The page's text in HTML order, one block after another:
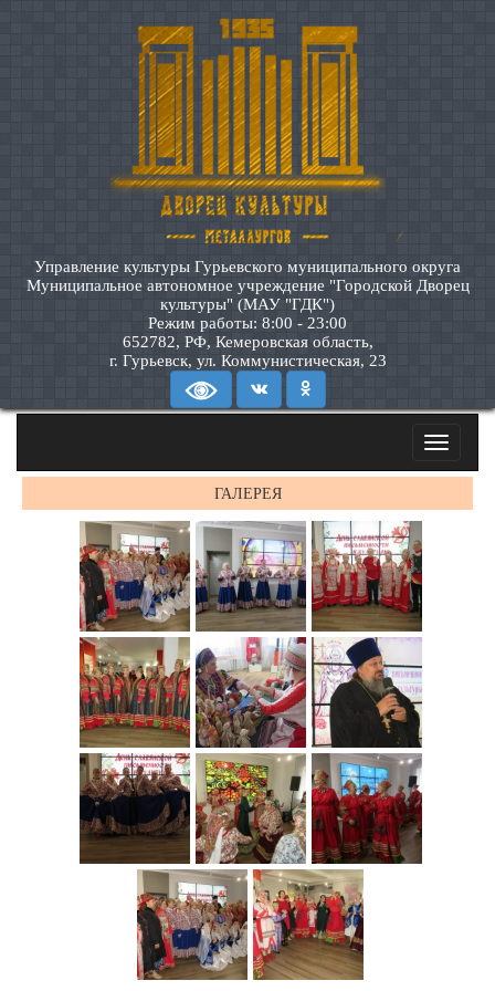
Управление культуры Гурьевского муниципального округа
Муниципальное автономное учреждение "Городской Дворец
культуры" (МАУ "ГДК")
Режим работы: 8:00 - 23:00
652782, РФ, Кемеровская область,
г. Гурьевск, ул. Коммунистическая, 23
Toggle
ГАЛЕРЕЯ